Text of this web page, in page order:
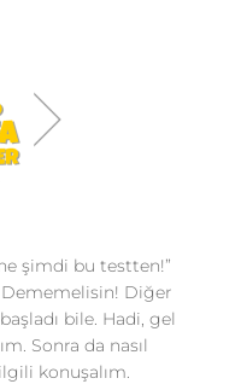
şimdi bu testten!”
Diğer
bile. Hadi, gel
Sonra da nasıl
konuşalım.